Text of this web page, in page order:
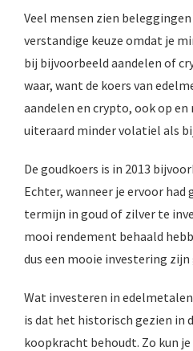
Veel mensen zien
verstandige keuze omdat je
bij bijvoorbeeld aandelen of
waar, want de koers van
aandelen en crypto, ook op en
uiteraard minder volatiel als
De goudkoers is in 2013
Echter, wanneer je ervoor had
termijn in goud of zilver te
mooi rendement behaald
dus een mooie investering zijn
Wat investeren in
is dat het historisch gezien in
koopkracht behoudt. Zo kun
website-
van